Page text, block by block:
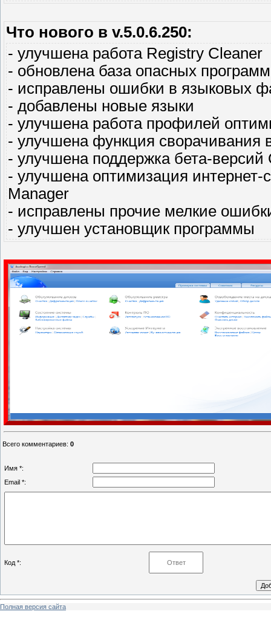
Что нового в v.5.0.6.250:
- улучшена работа Registry Cleaner
- обновлена база опасных программ
- исправлены ошибки в языковых
- добавлены новые языки
- улучшена работа профилей
- улучшена функция сворачивания
- улучшена поддержка бета-версий
- улучшена оптимизация
Manager
- исправлены прочие мелкие
- улучшен установщик программы
Всего комментариев: 0
Имя *:
Email *:
Код *:
Полная версия сайта